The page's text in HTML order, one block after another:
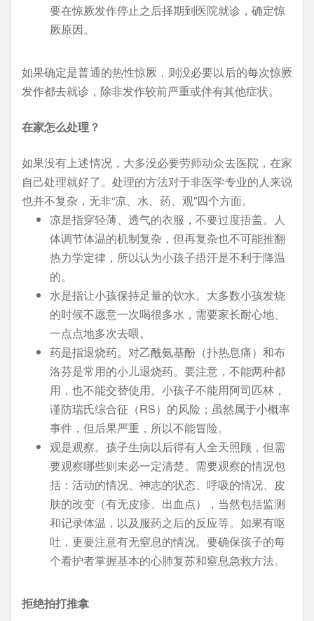
要在惊厥发作停止之后择期到医院就诊，确定惊
厥原因。
如果确定是普通的热性惊厥，则没必要以后的每次惊厥
发作都去就诊，除非发作较前严重或伴有其他症状。
在家怎么处理？
如果没有上述情况，大多没必要劳师动众去医院，在家
自己处理就好了。处理的方法对于非医学专业的人来说
也并不复杂，无非“凉、水、药、观”四个方面。
凉是指穿轻薄、透气的衣服，不要过度捂盖。人
体调节体温的机制复杂，但再复杂也不可能推翻
热力学定律，所以认为小孩子捂汗是不利于降温
的。
水是指让小孩保持足量的饮水。大多数小孩发烧
的时候不愿意一次喝很多水，需要家长耐心地、
一点点地多次去喂。
药是指退烧药。对乙酰氨基酚（扑热息痛）和布
洛芬是常用的小儿退烧药。要注意，不能两种都
用，也不能交替使用。小孩子不能用阿司匹林，
谨防瑞氏综合征（RS）的风险；虽然属于小概率
事件，但后果严重，所以不能冒险。
观是观察。孩子生病以后得有人全天照顾，但需
要观察哪些则未必一定清楚。需要观察的情况包
括：活动的情况、神志的状态、呼吸的情况、皮
肤的改变（有无皮疹、出血点），当然包括监测
和记录体温，以及服药之后的反应等。如果有呕
吐，更要注意有无窒息的情况。要确保孩子的每
个看护者掌握基本的心肺复苏和窒息急救方法。
拒绝拍打推拿